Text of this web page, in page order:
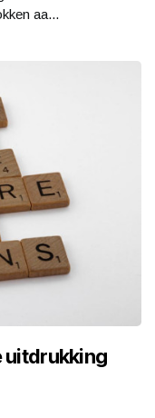
aa...
uitdrukking